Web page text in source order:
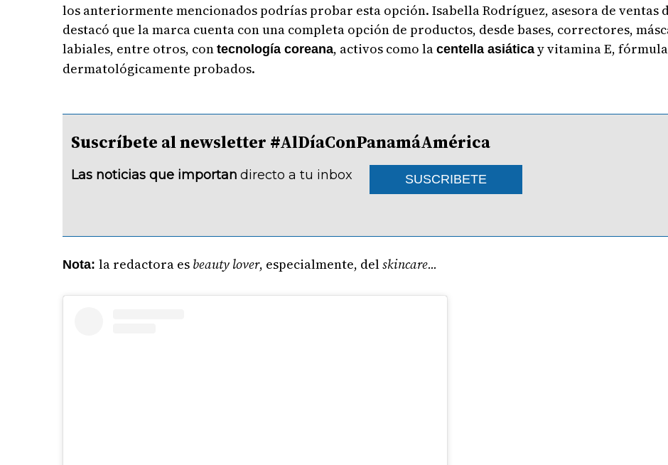
los anteriormente mencionados podrías probar esta opción. Isabella Rodríguez, asesora de ventas
destacó que la marca cuenta con una completa opción de productos, desde bases, correctores,
labiales, entre otros, contecnología coreana, activos como lacentella asiática y vitamina E,
dermatológicamente probados.
Suscríbete al newsletter #AlDíaConPanamáAmérica
Las noticias que importan directo a tu inbox SUSCRIBETE
Nota:la redactora es beauty lover, especialmente, delskincare...